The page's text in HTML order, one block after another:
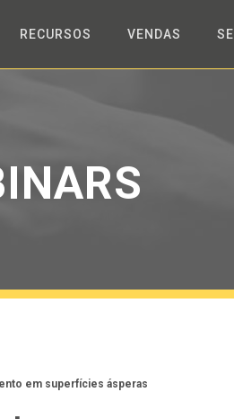
RECURSOS VENDAS
em superfícies ásperas